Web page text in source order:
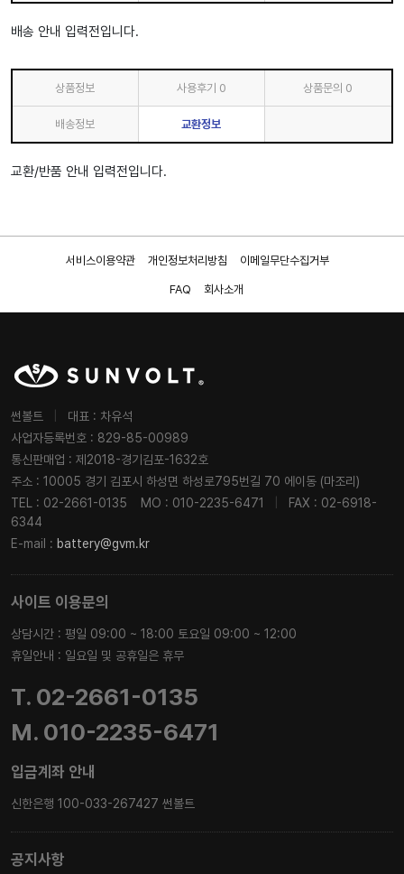
배송 안내 입력전입니다.
상품정보 사용후기 0 상품문의 0
배송정보 교환정보
교환/반품 안내 입력전입니다.
서비스이용약관 개인정보처리방침 이메일무단수집거부
FAQ 회사소개
썬볼트
대표 : 차유석
사업자등록번호 : 829-85-00989
통신판매업 : 제2018-경기김포-1632호
주소 : 10005 경기 김포시 하성면 하성로795번길 70 에이동 (마조리)
TEL : 02-2661-0135
MO : 010-2235-6471
FAX : 02-6918-
6344
E-mail : battery@gvm.kr
사이트 이용문의
상담시간 : 평일 09:00 ~ 18:00 토요일 09:00 ~ 12:00
휴일안내 : 일요일 및 공휴일은 휴무
T. 02-2661-0135
M. 010-2235-6471
입금계좌 안내
신한은행 100-033-267427 썬볼트
공지사항